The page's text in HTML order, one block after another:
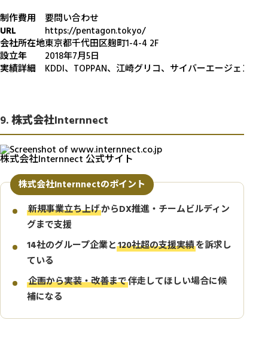
制作費用
要問い合わせ
URL
https://pentagon.tokyo/
会社所在地東京都千代田区麹町1-4-4 2F
設立年
2018年7月5日
実績詳細
KDDI、TOPPAN、江崎グリコ、サイバーエージェント
9. 株式会社Internnect
株式会社Internnect 公式サイト
株式会社Internnectのポイント
新規事業立ち上げからDX推進・チームビルディン
グまで支援
14社のグループ企業と120社超の支援実績を訴求し
ている
企画から実装・改善まで伴走してほしい場合に候
補になる